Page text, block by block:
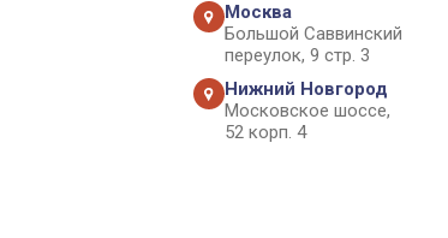
Москва
Большой Саввинский
переулок, 9 стр. 3
Нижний Новгород
Московское шоссе,
52 корп. 4